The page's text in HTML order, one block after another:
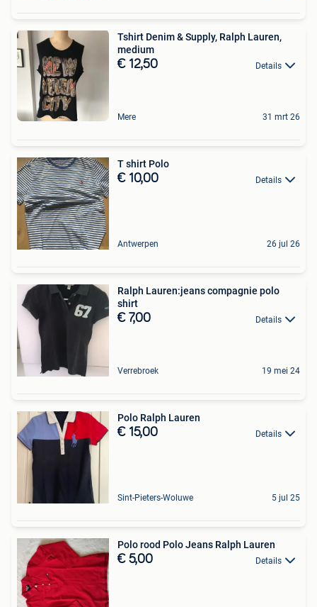
Tshirt Denim & Supply, Ralph Lauren,
medium
€ 12,50 Details
Mere 31 mrt 26
T shirt Polo
€ 10,00 Details
Antwerpen 26 jul 26
Ralph Lauren:jeans compagnie polo
shirt
€ 7,00 Details
Verrebroek 19 mei 24
Polo Ralph Lauren
€ 15,00 Details
Sint-Pieters-Woluwe 5 jul 25
Polo rood Polo Jeans Ralph Lauren
€ 5,00 Details